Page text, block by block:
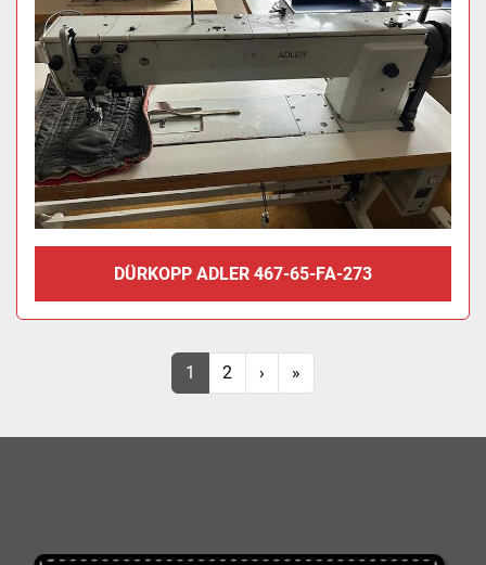
DÜRKOPP ADLER 467-65-FA-273
1 2 › »